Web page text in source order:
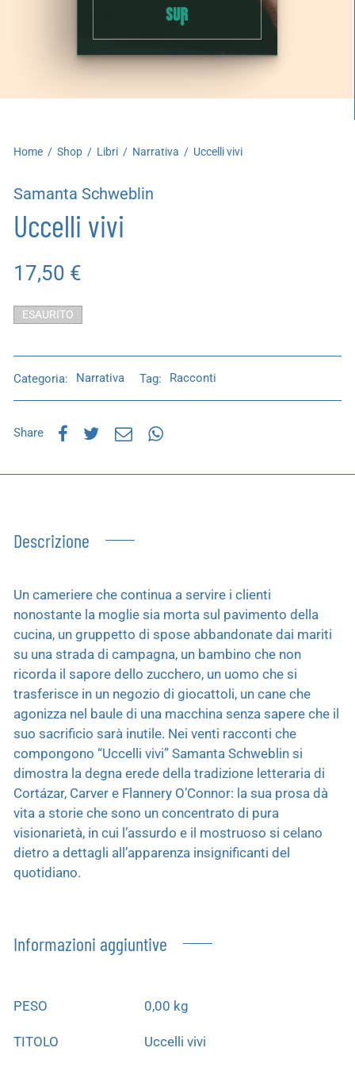
Home / Shop / Libri / Narrativa / Uccelli vivi
Samanta Schweblin
Uccelli vivi
17,50 €
ESAURITO
Categoria: Narrativa Tag: Racconti
Share
Descrizione
Un cameriere che continua a servire i clienti
nonostante la moglie sia morta sul pavimento della
cucina, un gruppetto di spose abbandonate dai mariti
su una strada di campagna, un bambino che non
ricorda il sapore dello zucchero, un uomo che si
trasferisce in un negozio di giocattoli, un cane che
agonizza nel baule di una macchina senza sapere che il
suo sacrificio sarà inutile. Nei venti racconti che
compongono “Uccelli vivi” Samanta Schweblin si
dimostra la degna erede della tradizione letteraria di
Cortázar, Carver e Flannery O’Connor: la sua prosa dà
vita a storie che sono un concentrato di pura
visionarietà, in cui l’assurdo e il mostruoso si celano
dietro a dettagli all’apparenza insignificanti del
quotidiano.
Informazioni aggiuntive
PESO 0,00 kg
TITOLO Uccelli vivi